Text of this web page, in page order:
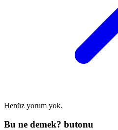
Henüz yorum yok.
Bu ne demek? butonu